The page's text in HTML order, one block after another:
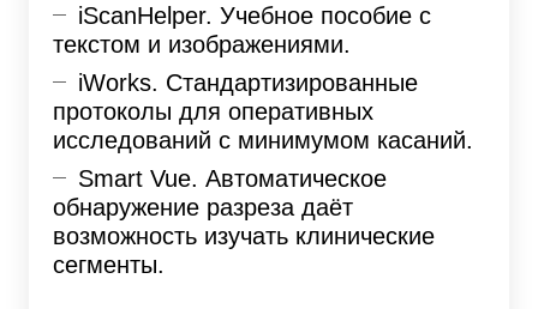
iScanHelper. Учебное пособие с
текстом и изображениями.
iWorks. Стандартизированные
протоколы для оперативных
исследований с минимумом касаний.
Smart Vue. Автоматическое
обнаружение разреза даёт
возможность изучать клинические
сегменты.